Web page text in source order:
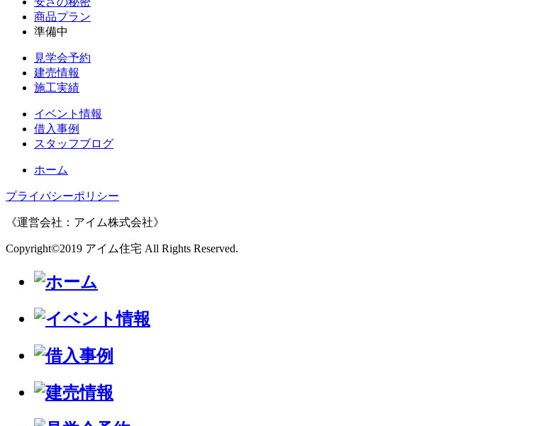
商品プラン
準備中
見学会予約
建売情報
施工実績
イベント情報
借入事例
スタッフブログ
ホーム
プライバシーポリシー
《運営会社：アイム株式会社》
Copyright©2019 アイム住宅 All Rights Reserved.